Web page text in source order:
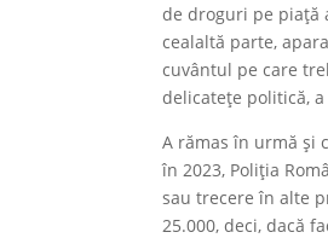
de droguri pe piață
cealaltă parte,
cuvântul pe care
delicatețe politică,
A rămas în urmă și
în 2023, Poliția
sau trecere în alte
25.000, deci, dacă